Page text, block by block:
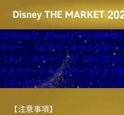
2026/08/02【Disney THE
ラリー ［ピクサーキャラクター
［トイ・ストーリー］［ディズニ
デスクアートギャラリー［アナと
［ズートピア］
【注意事項】